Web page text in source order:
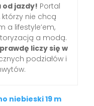
od jazdy! Portal
nie chcą
a lifestyle’em,
a modą.
liczy się w
podziałów i
niebieski 19 m